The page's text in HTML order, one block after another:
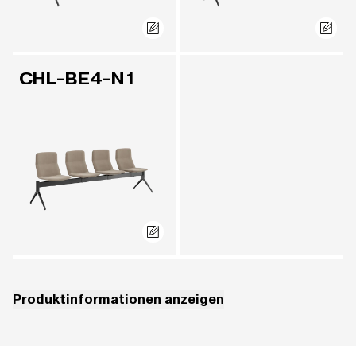
CHL-BE4-N1
Produktinformationen anzeigen